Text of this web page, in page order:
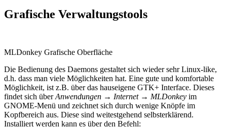
Grafische Verwaltungstools
MLDonkey Grafische Oberfläche
Die Bedienung des Daemons gestaltet sich wieder sehr Linux-like,
d.h. dass man viele Möglichkeiten hat. Eine gute und komfortable
Möglichkeit, ist z.B. über das hauseigene GTK+ Interface. Dieses
findet sich überAnwendungen → Internet→ MLDonkey im
GNOME-Menü und zeichnet sich durch wenige Knöpfe im
Kopfbereich aus. Diese sind weitestgehend selbsterklärend.
Installiert werden kann es über den Befehl: